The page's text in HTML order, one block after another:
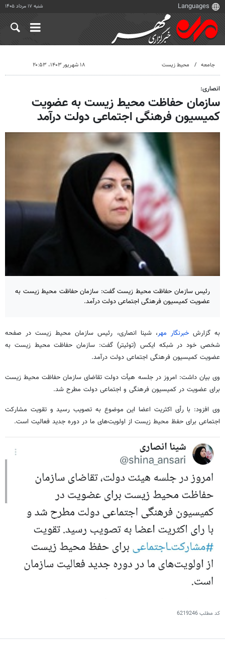
شنبه ۱۷ مرداد ۱۴۰۵
جامعه محیط زیست ۱۸ شهریور ۱۴۰۳، ۲۰:۵۳
انصاری:
سازمان حفاظت محیط زیست به عضویت
کمیسیون فرهنگی اجتماعی دولت درآمد
رئیس سازمان حفاظت محیط زیست گفت: سازمان حفاظت محیط زیست به
عضویت کمیسیون فرهنگی اجتماعی دولت درآمد.
به گزارش خبرنگار مهر،شینا انصاری، رئیس سازمان محیط زیست در صفحه
شخصی خود در شبکه ایکس (توئیتر) گفت: سازمان حفاظت محیط زیست به
عضویت کمیسیون فرهنگی اجتماعی دولت درآمد.
وی بیان داشت: امروز در جلسه هیأت دولت تقاضای سازمان حفاظت محیط زیست
برای عضویت در کمیسیون فرهنگی و اجتماعی دولت مطرح شد.
وی افزود: با رأی اکثریت اعضا این موضوع به تصویب رسید و تقویت مشارکت
اجتماعی برای حفظ محیط زیست از اولویت‌های ما در دوره جدید فعالیت است.
کد مطلب6219246